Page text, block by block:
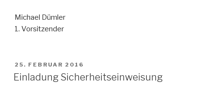
Michael Dümler
1. Vorsitzender
VERÖFFENTLICHT
AM
25. FEBRUAR 2016
Einladung Sicherheitseinweisung